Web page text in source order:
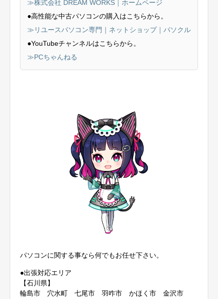
≫株式会社 DREAM WORKS｜ホームページ
●高性能な中古パソコンの購入はこちらから。
≫リユースパソコン専門｜ネットショップ｜パソクル
●YouTubeチャンネルはこちらから。
≫PCちゃんねる
パソコンに関する事なら何でもお任せ下さい。
●出張対応エリア
【石川県】
輪島市 穴水町 七尾市 羽咋市 かほく市 金沢市